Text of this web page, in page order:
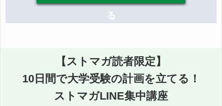
る
【ストマガ読者限定】
10日間で大学受験の計画を立てる！
ストマガLINE集中講座